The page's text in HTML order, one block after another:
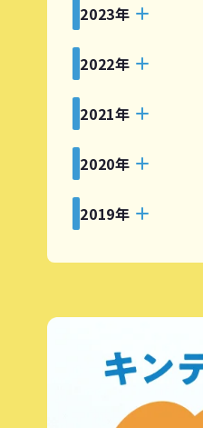
2023年
2022年
2021年
2020年
2019年